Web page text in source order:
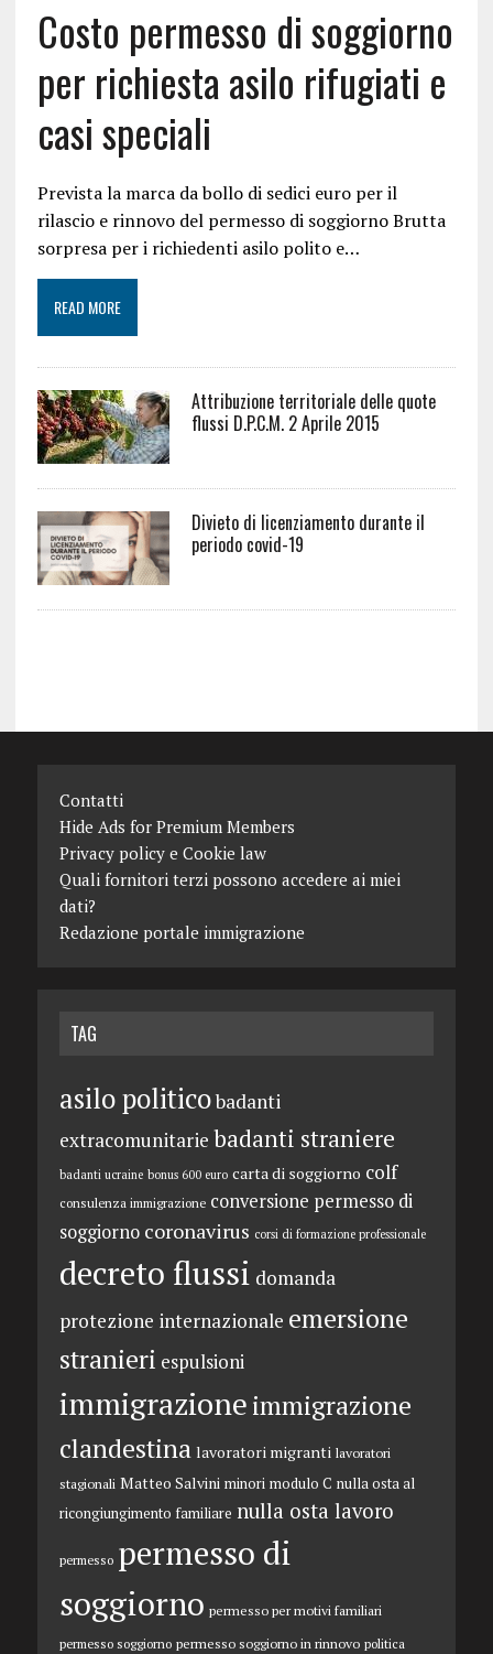
Costo permesso di soggiorno
per richiesta asilo rifugiati e
casi speciali
Prevista la marca da bollo di sedici euro per il
rilascio e rinnovo del permesso di soggiorno Brutta
sorpresa per i richiedenti asilo polito e…
READ MORE
Attribuzione territoriale delle quote
flussi D.P.C.M. 2 Aprile 2015
Divieto di licenziamento durante il
periodo covid-19
Contatti
Hide Ads for Premium Members
Privacy policy e Cookie law
Quali fornitori terzi possono accedere ai miei
dati?
Redazione portale immigrazione
TAG
asilo politicobadanti
extracomunitarie badanti straniere
badanti ucraine bonus 600 euro carta di soggiorno colf
consulenza immigrazione conversione permesso di
soggiorno coronavirus corsi di formazione professionale
decreto flussi domanda
protezione internazionale emersione
stranieri espulsioni
immigrazioneimmigrazione
clandestina lavoratori migranti lavoratori
stagionali Matteo Salvini minori modulo C nulla osta al
ricongiungimento familiare nulla osta lavoro
permesso permesso di
soggiorno permesso per motivi familiari
permesso soggiorno permesso soggiorno in rinnovo politica